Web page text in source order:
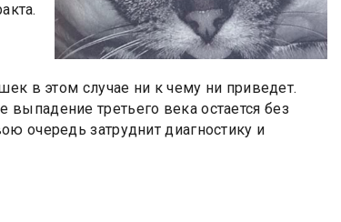
в этом случае ни к чему ни приведет.
третьего века остается без
очередь затруднит диагностику и